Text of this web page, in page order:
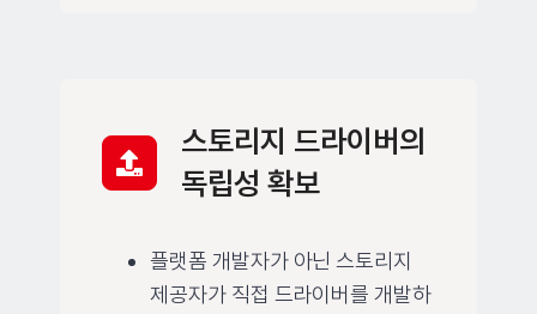
스토리지 드라이버의
독립성 확보
플랫폼 개발자가 아닌 스토리지
제공자가 직접 드라이버를 개발하